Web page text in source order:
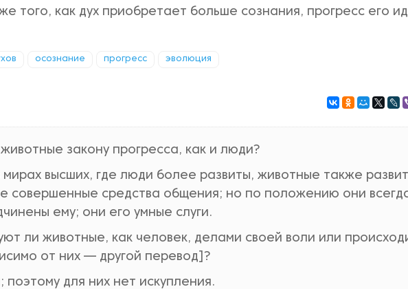
того, как дух приобретает больше сознания, прогресс его
осознание прогресс эволюция
закону прогресса, как и люди?
высших, где люди более развиты, животные также
совершенные средства общения; но по положению они
ему; они его умные слуги.
ли животные, как человек, делами своей воли или
от них — другой перевод]?
для них нет искупления.